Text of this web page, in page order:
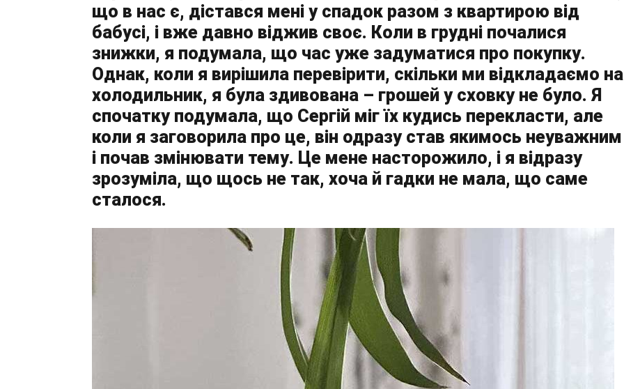
що в нас є, дістався мені у спадок разом з квартирою від
бабусі, і вже давно віджив своє. Коли в грудні почалися
знижки, я подумала, що час уже задуматися про покупку.
Однак, коли я вирішила перевірити, скільки ми відкладаємо на
холодильник, я була здивована – грошей у сховку не було. Я
спочатку подумала, що Сергій міг їх кудись перекласти, але
коли я заговорила про це, він одразу став якимось неуважним
і почав змінювати тему. Це мене насторожило, і я відразу
зрозуміла, що щось не так, хоча й гадки не мала, що саме
сталося.